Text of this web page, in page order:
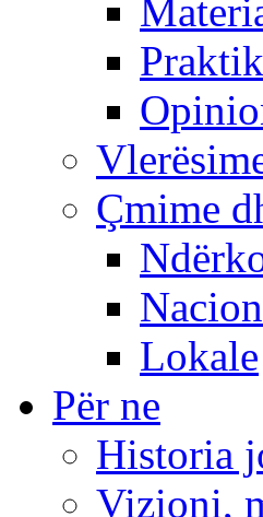
Çmime
Lokale
Për ne
Historia
Vizioni,